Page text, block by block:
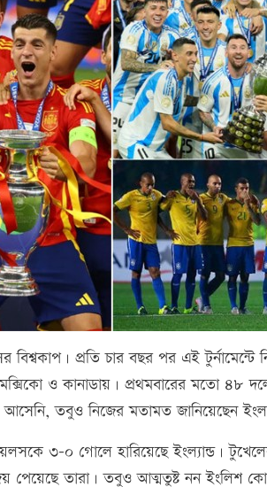
বিশ্বকাপ। প্রতি চার বছর পর এই টুর্নামেন্টে
মেক্সিকো ও কানাডায়। প্রথমবারের মতো
আসেনি, তবুও নিজের মতামত জানিয়েছেন
৩-০ গোলে হারিয়েছে ইংল্যান্ড।
পেয়েছে তারা। তবুও আত্মতুষ্ট নন ইংলিশ